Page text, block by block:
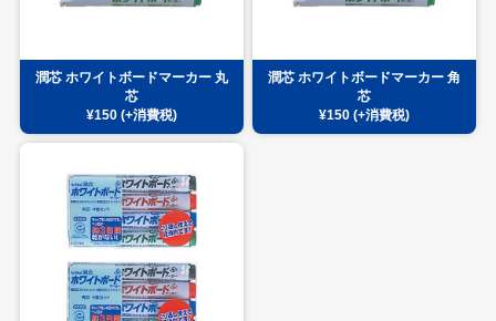
潤芯 ホワイトボードマーカー 丸
芯
¥150 (+消費税)
潤芯 ホワイトボードマーカー 角
芯
¥150 (+消費税)